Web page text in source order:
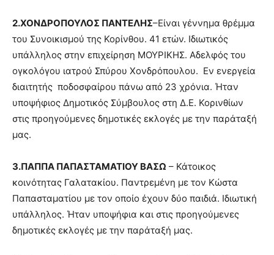
2.ΧΟΝΔΡΟΠΟΥΛΟΣ ΠΑΝΤΕΛΗΣ–Είναι γέννημα θρέμμα
του Συνοικισμού της Κορίνθου. 41 ετών. Ιδιωτικός
υπάλληλος στην επιχείρηση ΜΟΥΡΙΚΗΣ. Αδελφός του
ογκολόγου ιατρού Σπύρου Χονδρόπουλου. Εν ενεργεία
διαιτητής ποδοσφαίρου πάνω από 23 χρόνια. Ήταν
υποψήφιος Δημοτικός Σύμβουλος στη Δ.Ε. Κορινθίων
στις προηγούμενες δημοτικές εκλογές με την παράταξή
μας.
3.ΠΑΠΠΑ ΠΑΠΑΣΤΑΜΑΤΙΟΥ ΒΑΣΩ – Κάτοικος
κοινότητας Γαλατακίου. Παντρεμένη με τον Κώστα
Παπασταματίου με τον οποίο έχουν δύο παιδιά. Ιδιωτική
υπάλληλος. Ήταν υποψήφια και στις προηγούμενες
δημοτικές εκλογές με την παράταξή μας.